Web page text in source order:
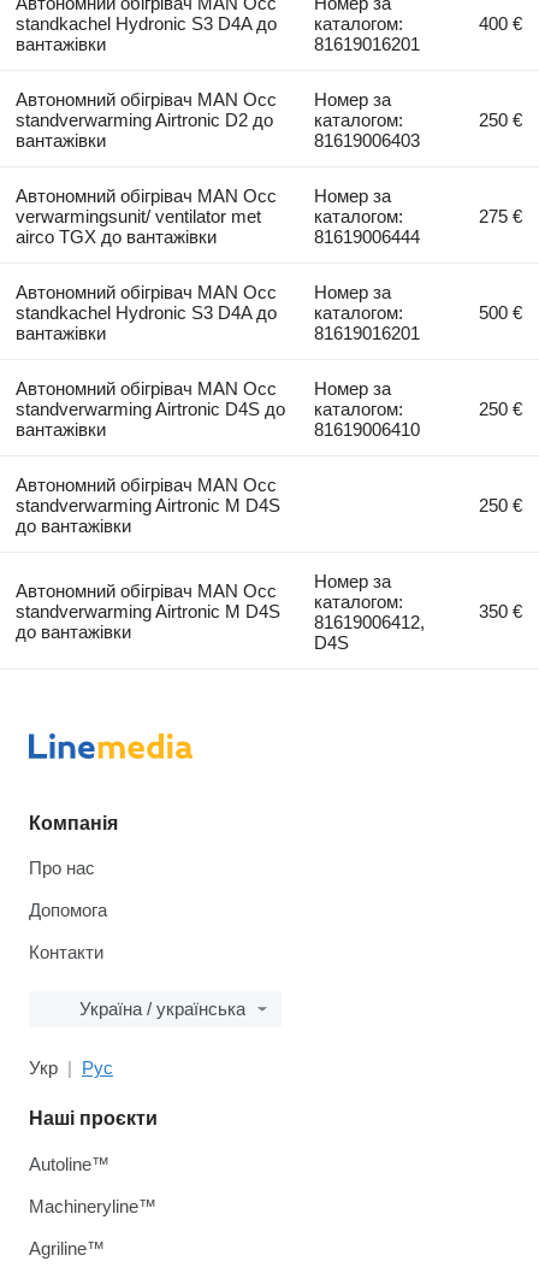
standkachel Hydronic S3 D4A до
вантажівки
каталогом:
81619016201
400 €
Автономний обігрівач MAN Occ
standverwarming Airtronic D2 до
вантажівки
Номер за
каталогом:
81619006403
250 €
Автономний обігрівач MAN Occ
verwarmingsunit/ ventilator met
airco TGX до вантажівки
Номер за
каталогом:
81619006444
275 €
Автономний обігрівач MAN Occ
standkachel Hydronic S3 D4A до
вантажівки
Номер за
каталогом:
81619016201
500 €
Автономний обігрівач MAN Occ
standverwarming Airtronic D4S до
вантажівки
Номер за
каталогом:
81619006410
250 €
Автономний обігрівач MAN Occ
standverwarming Airtronic M D4S
до вантажівки
250 €
Автономний обігрівач MAN Occ
standverwarming Airtronic M D4S
до вантажівки
Номер за
каталогом:
81619006412,
D4S
350 €
Компанія
Про нас
Допомога
Контакти
Україна / українська
Укр Рус
Наші проєкти
Autoline™
Machineryline™
Agriline™